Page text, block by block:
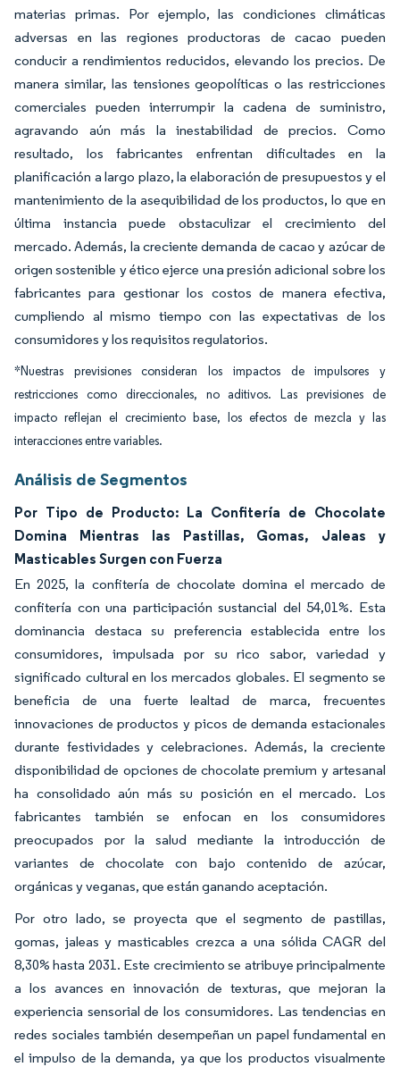
materias primas. Por ejemplo, las condiciones climáticas
adversas en las regiones productoras de cacao pueden
conducir a rendimientos reducidos, elevando los precios. De
manera similar, las tensiones geopolíticas o las restricciones
comerciales pueden interrumpir la cadena de suministro,
agravando aún más la inestabilidad de precios. Como
resultado, los fabricantes enfrentan dificultades en la
planificación a largo plazo, la elaboración de presupuestos y el
mantenimiento de la asequibilidad de los productos, lo que en
última instancia puede obstaculizar el crecimiento del
mercado. Además, la creciente demanda de cacao y azúcar de
origen sostenible y ético ejerce una presión adicional sobre los
fabricantes para gestionar los costos de manera efectiva,
cumpliendo al mismo tiempo con las expectativas de los
consumidores y los requisitos regulatorios.
*Nuestras previsiones consideran los impactos de impulsores y
restricciones como direccionales, no aditivos. Las previsiones de
impacto reflejan el crecimiento base, los efectos de mezcla y las
interacciones entre variables.
Análisis de Segmentos
Por Tipo de Producto: La Confitería de Chocolate
Domina Mientras las Pastillas, Gomas, Jaleas y
Masticables Surgen con Fuerza
En 2025, la confitería de chocolate domina el mercado de
confitería con una participación sustancial del 54,01%. Esta
dominancia destaca su preferencia establecida entre los
consumidores, impulsada por su rico sabor, variedad y
significado cultural en los mercados globales. El segmento se
beneficia de una fuerte lealtad de marca, frecuentes
innovaciones de productos y picos de demanda estacionales
durante festividades y celebraciones. Además, la creciente
disponibilidad de opciones de chocolate premium y artesanal
ha consolidado aún más su posición en el mercado. Los
fabricantes también se enfocan en los consumidores
preocupados por la salud mediante la introducción de
variantes de chocolate con bajo contenido de azúcar,
orgánicas y veganas, que están ganando aceptación.
Por otro lado, se proyecta que el segmento de pastillas,
gomas, jaleas y masticables crezca a una sólida CAGR del
8,30% hasta 2031. Este crecimiento se atribuye principalmente
a los avances en innovación de texturas, que mejoran la
experiencia sensorial de los consumidores. Las tendencias en
redes sociales también desempeñan un papel fundamental en
el impulso de la demanda, ya que los productos visualmente